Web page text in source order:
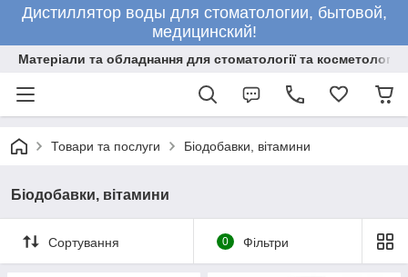
Дистиллятор воды для стоматологии, бытовой,
медицинский!
Матеріали та обладнання для стоматології та косметології
Товари та послуги Біодобавки, вітамини
Біодобавки, вітамини
Сортування 0 Фільтри